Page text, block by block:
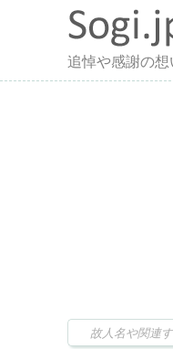
追悼や感謝の想